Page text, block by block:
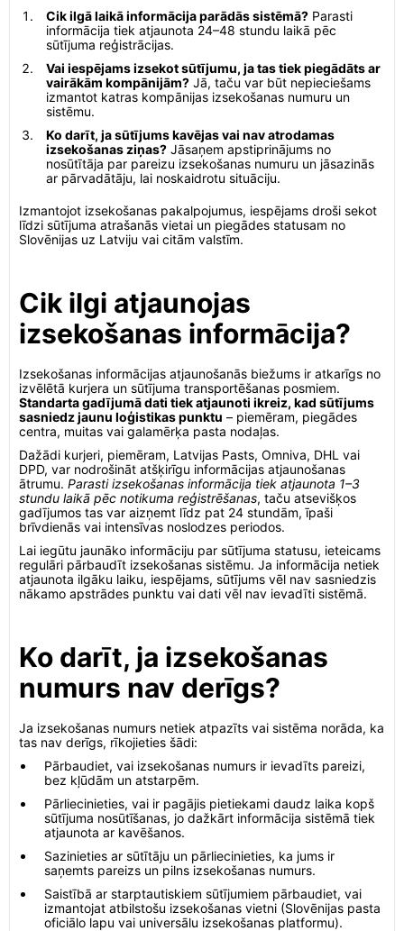
Cik ilgā laikā informācija parādās sistēmā? Parasti
informācija tiek atjaunota 24–48 stundu laikā pēc
sūtījuma reģistrācijas.
Vai iespējams izsekot sūtījumu, ja tas tiek piegādāts ar
vairākām kompānijām? Jā, taču var būt nepieciešams
izmantot katras kompānijas izsekošanas numuru un
sistēmu.
Ko darīt, ja sūtījums kavējas vai nav atrodamas
izsekošanas ziņas? Jāsaņem apstiprinājums no
nosūtītāja par pareizu izsekošanas numuru un jāsazinās
ar pārvadātāju, lai noskaidrotu situāciju.
Izmantojot izsekošanas pakalpojumus, iespējams droši sekot
līdzi sūtījuma atrašanās vietai un piegādes statusam no
Slovēnijas uz Latviju vai citām valstīm.
Cik ilgi atjaunojas
izsekošanas informācija?
Izsekošanas informācijas atjaunošanās biežums ir atkarīgs no
izvēlētā kurjera un sūtījuma transportēšanas posmiem.
Standarta gadījumā dati tiek atjaunoti ikreiz, kad sūtījums
sasniedz jaunu loģistikas punktu – piemēram, piegādes
centra, muitas vai galamērķa pasta nodaļas.
Dažādi kurjeri, piemēram, Latvijas Pasts, Omniva, DHL vai
DPD, var nodrošināt atšķirīgu informācijas atjaunošanas
ātrumu. Parasti izsekošanas informācija tiek atjaunota 1–3
stundu laikā pēc notikuma reģistrēšanas, taču atsevišķos
gadījumos tas var aizņemt līdz pat 24 stundām, īpaši
brīvdienās vai intensīvas noslodzes periodos.
Lai iegūtu jaunāko informāciju par sūtījuma statusu, ieteicams
regulāri pārbaudīt izsekošanas sistēmu. Ja informācija netiek
atjaunota ilgāku laiku, iespējams, sūtījums vēl nav sasniedzis
nākamo apstrādes punktu vai dati vēl nav ievadīti sistēmā.
Ko darīt, ja izsekošanas
numurs nav derīgs?
Ja izsekošanas numurs netiek atpazīts vai sistēma norāda, ka
tas nav derīgs, rīkojieties šādi:
Pārbaudiet, vai izsekošanas numurs ir ievadīts pareizi,
bez kļūdām un atstarpēm.
Pārliecinieties, vai ir pagājis pietiekami daudz laika kopš
sūtījuma nosūtīšanas, jo dažkārt informācija sistēmā tiek
atjaunota ar kavēšanos.
Sazinieties ar sūtītāju un pārliecinieties, ka jums ir
saņemts pareizs un pilns izsekošanas numurs.
Saistībā ar starptautiskiem sūtījumiem pārbaudiet, vai
izmantojat atbilstošu izsekošanas vietni (Slovēnijas pasta
oficiālo lapu vai universālu izsekošanas platformu).